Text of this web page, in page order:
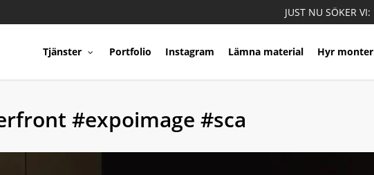
JUST NU SÖKER VI:
Tjänster Portfolio Instagram Lämna material Hyr monter
#expoimage #sca